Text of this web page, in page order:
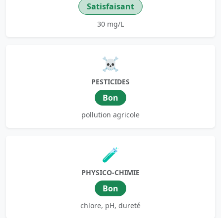
Satisfaisant
30 mg/L
☠️
PESTICIDES
Bon
pollution agricole
🧪
PHYSICO-CHIMIE
Bon
chlore, pH, dureté